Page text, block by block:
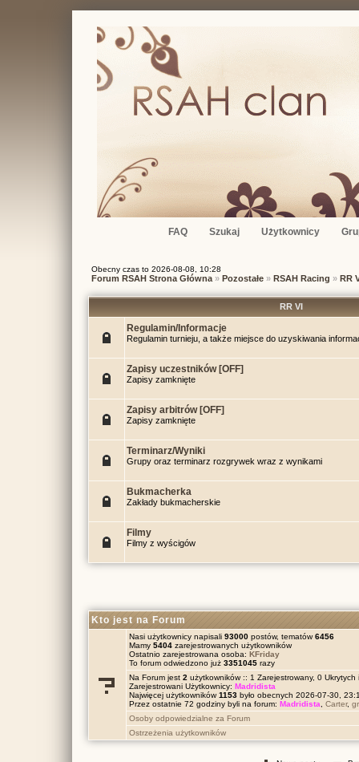
FAQ Szukaj Użytkownicy
Obecny czas to 2026-08-08, 10:28
Forum RSAH Strona Główna » Pozostałe » RSAH Racing » RR
RR VI
Regulamin/Informacje
Regulamin turnieju, a także miejsce do uzyskiwania
Zapisy uczestników [OFF]
Zapisy zamknięte
Zapisy arbitrów [OFF]
Zapisy zamknięte
Terminarz/Wyniki
Grupy oraz terminarz rozgrywek wraz z wynikami
Bukmacherka
Zakłady bukmacherskie
Filmy
Filmy z wyścigów
Kto jest na Forum
Nasi użytkownicy napisali 93000 postów, tematów6456
Mamy 5404 zarejestrowanych użytkowników
Ostatnio zarejestrowana osoba: KFriday
To forum odwiedzono już 3351045 razy
Na Forum jest 2 użytkowników :: 1 Zarejestrowany, 0 Ukrytych
Zarejestrowani Użytkownicy: Madridista
Najwięcej użytkowników1153 było obecnych 2026-07-30,
Przez ostatnie 72 godziny byli na forum: Madridista Carter,
Osoby odpowiedzialne za Forum
Ostrzeżenia użytkowników